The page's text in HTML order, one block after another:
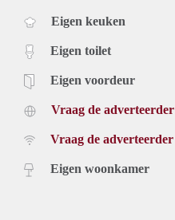
Eigen keuken
Eigen toilet
Eigen voordeur
Vraag de adverteerder
Vraag de adverteerder
Eigen woonkamer